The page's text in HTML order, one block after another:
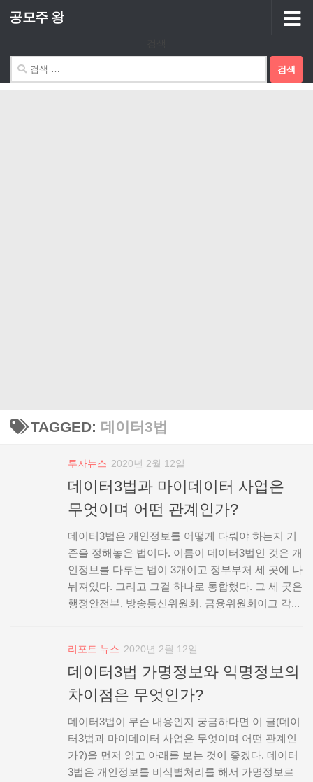
Skip to content
공모주 왕
색:
TAGGED: 데이터3법
투자뉴스 2020년 2월 12일
데이터3법과 마이데이터 사업은
무엇이며 어떤 관계인가?
데이터3법은 개인정보를 어떻게 다뤄야 하는지 기
준을 정해놓은 법이다. 이름이 데이터3법인 것은 개
인정보를 다루는 법이 3개이고 정부부처 세 곳에 나
눠져있다. 그리고 그걸 하나로 통합했다. 그 세 곳은
행정안전부, 방송통신위원회, 금융위원회이고 각...
리포트 뉴스 2020년 2월 12일
데이터3법 가명정보와 익명정보의
차이점은 무엇인가?
데이터3법이 무슨 내용인지 궁금하다면 이 글(데이
터3법과 마이데이터 사업은 무엇이며 어떤 관계인
가?)을 먼저 읽고 아래를 보는 것이 좋겠다. 데이터
3법은 개인정보를 비식별처리를 해서 가명정보로